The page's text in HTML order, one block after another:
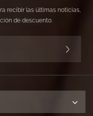
recibir las últimas noticias,
de descuento.